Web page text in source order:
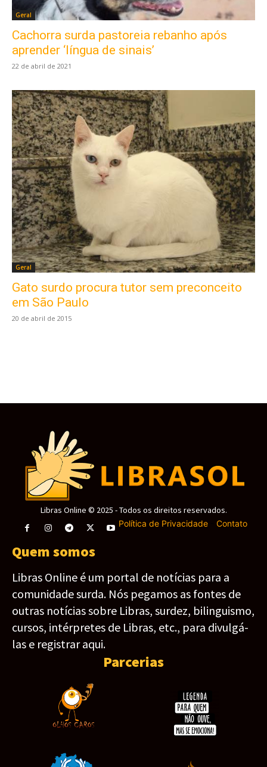
Geral
Cachorra surda pastoreia rebanho após
aprender ‘língua de sinais’
22 de abril de 2021
Geral
Gato surdo procura tutor sem preconceito
em São Paulo
20 de abril de 2015
Este site usa cookies para garantir que você
obtenha a melhor experiência em nosso site.
Libras Online © 2025 - Todos os direitos reservados.
Política de Privacidade- Contato
Quem somos
Libras Online é um portal de notícias para a
comunidade surda. Nós pegamos as fontes de
outras notícias sobre Libras, surdez, bilinguismo,
cursos, intérpretes de Libras, etc., para divulgá-
las e registrar aqui.
Parcerias